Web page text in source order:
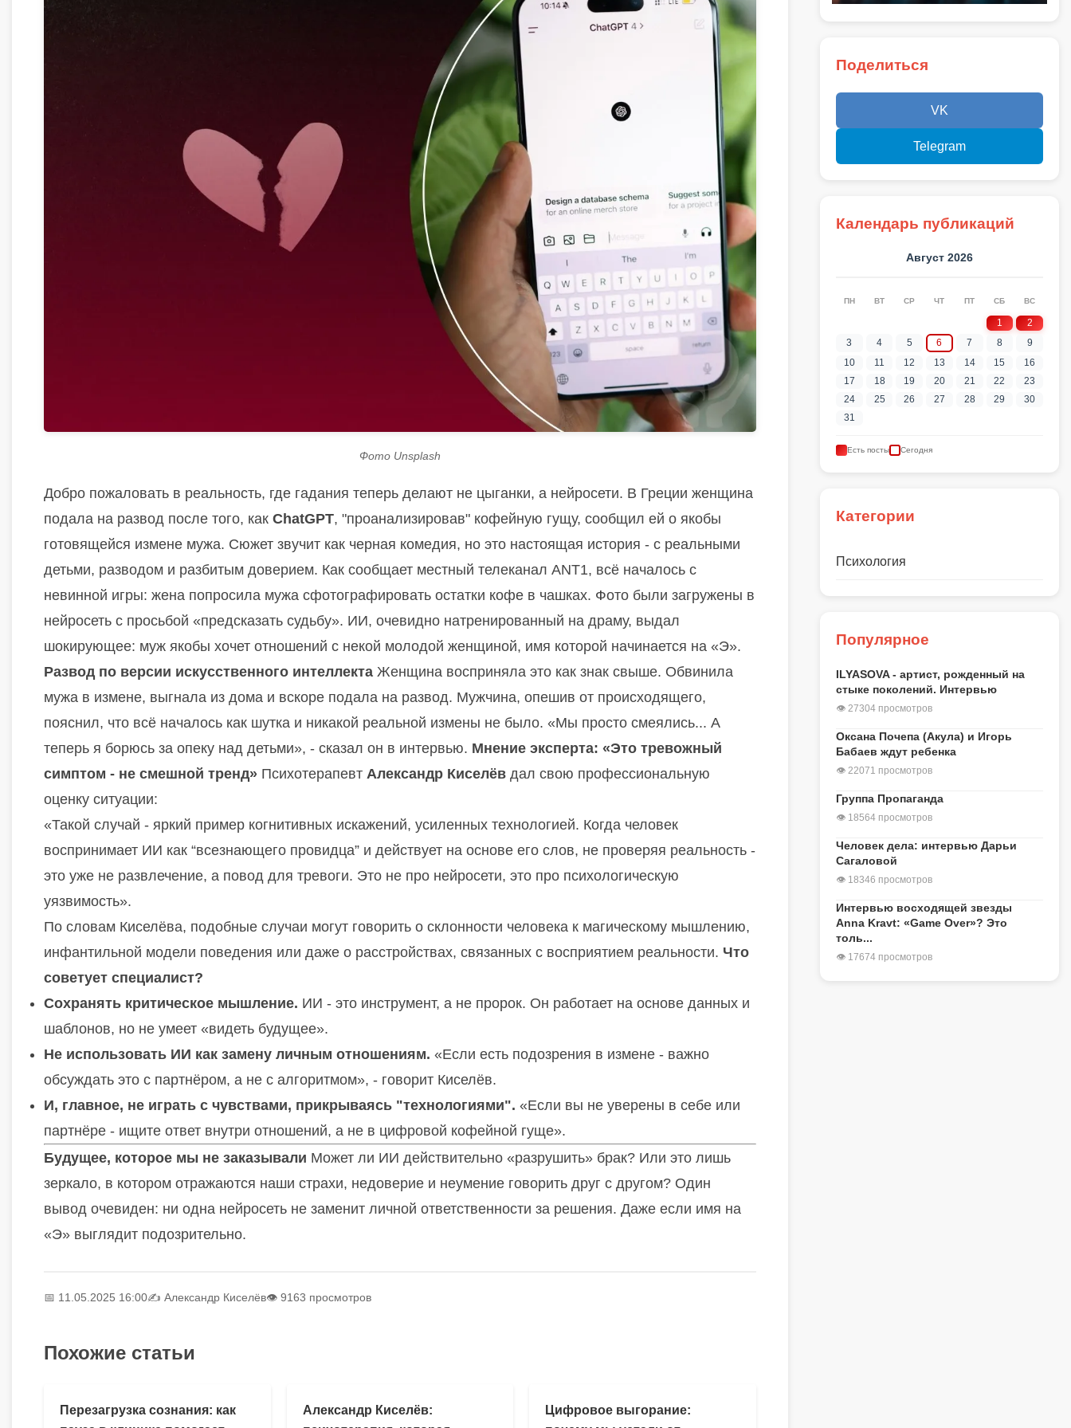
Фото Unsplash
Добро пожаловать в реальность, где гадания теперь делают не цыганки, а нейросети. В Греции женщина
подала на развод после того, как ChatGPT, "проанализировав" кофейную гущу, сообщил ей о якобы
готовящейся измене мужа. Сюжет звучит как черная комедия, но это настоящая история - с реальными
детьми, разводом и разбитым доверием. Как сообщает местный телеканал ANT1, всё началось с
невинной игры: жена попросила мужа сфотографировать остатки кофе в чашках. Фото были загружены в
нейросеть с просьбой «предсказать судьбу». ИИ, очевидно натренированный на драму, выдал
шокирующее: муж якобы хочет отношений с некой молодой женщиной, имя которой начинается на «Э».
Развод по версии искусственного интеллекта Женщина восприняла это как знак свыше. Обвинила
мужа в измене, выгнала из дома и вскоре подала на развод. Мужчина, опешив от происходящего,
пояснил, что всё началось как шутка и никакой реальной измены не было. «Мы просто смеялись... А
теперь я борюсь за опеку над детьми», - сказал он в интервью. Мнение эксперта: «Это тревожный
симптом - не смешной тренд» Психотерапевт Александр Киселёв дал свою профессиональную
оценку ситуации:
«Такой случай - яркий пример когнитивных искажений, усиленных технологией. Когда человек
воспринимает ИИ как “всезнающего провидца” и действует на основе его слов, не проверяя реальность -
это уже не развлечение, а повод для тревоги. Это не про нейросети, это про психологическую
уязвимость».
По словам Киселёва, подобные случаи могут говорить о склонности человека к магическому мышлению,
инфантильной модели поведения или даже о расстройствах, связанных с восприятием реальности. Что
советует специалист?
Сохранять критическое мышление. ИИ - это инструмент, а не пророк. Он работает на основе данных и
шаблонов, но не умеет «видеть будущее».
Не использовать ИИ как замену личным отношениям. «Если есть подозрения в измене - важно
обсуждать это с партнёром, а не с алгоритмом», - говорит Киселёв.
И, главное, не играть с чувствами, прикрываясь "технологиями". «Если вы не уверены в себе или
партнёре - ищите ответ внутри отношений, а не в цифровой кофейной гуще».
Будущее, которое мы не заказывали Может ли ИИ действительно «разрушить» брак? Или это лишь
зеркало, в котором отражаются наши страхи, недоверие и неумение говорить друг с другом? Один
вывод очевиден: ни одна нейросеть не заменит личной ответственности за решения. Даже если имя на
«Э» выглядит подозрительно.
📅 11.05.2025 16:00✍️ Александр Киселёв👁 9163 просмотров
Похожие статьи
Перезагрузка сознания: как
Александр Киселёв:
Цифровое выгорание:
Поделиться
VK
Telegram
Календарь публикаций
Август 2026
ПН ВТ СР ЧТ ПТ СБ ВС
1
2
3
4 5 6 7 8
9
10
11 12 13 14 15
16
17
18 19 20 21 22
23
24
25 26 27 28 29
30
31
Есть посты Сегодня
Категории
Психология
Популярное
ILYASOVA - артист, рожденный на
стыке поколений. Интервью
👁 27304 просмотров
Оксана Почепа (Акула) и Игорь
Бабаев ждут ребенка
👁 22071 просмотров
Группа Пропаганда
👁 18564 просмотров
Человек дела: интервью Дарьи
Сагаловой
👁 18346 просмотров
Интервью восходящей звезды
Anna Kravt: «Game Over»? Это
толь...
👁 17674 просмотров